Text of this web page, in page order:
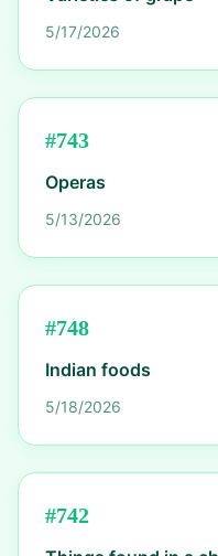
5/17/2026
#743
Operas
5/13/2026
#748
Indian foods
5/18/2026
#742